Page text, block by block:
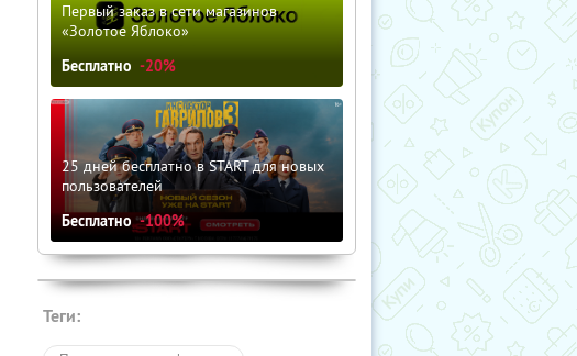
Первый заказ в сети магазинов
«Золотое Яблоко»
Бесплатно -20%
25 дней бесплатно в START для новых
пользователей
Бесплатно -100%
Теги: